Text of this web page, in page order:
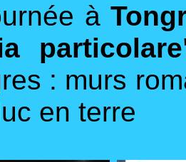
à
: murs
en terre